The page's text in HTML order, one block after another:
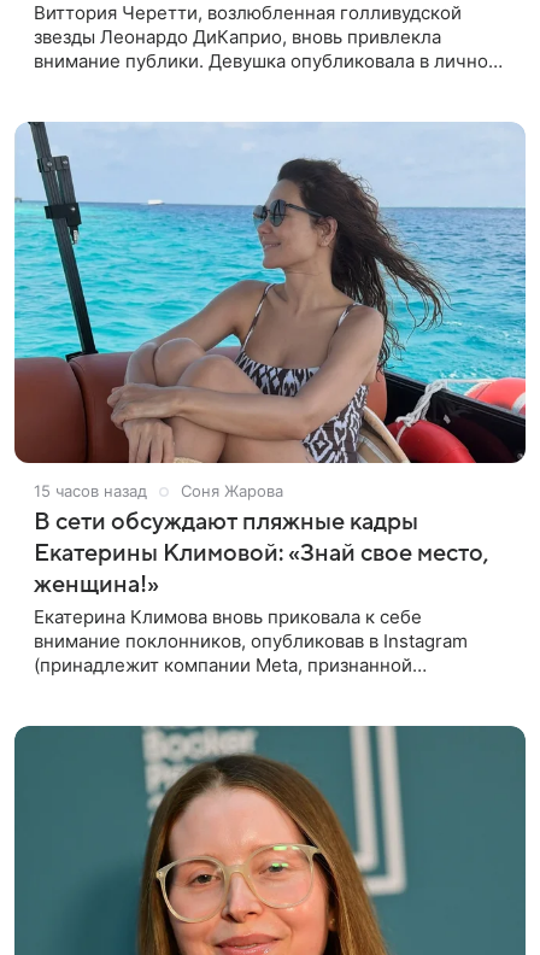
Виттория Черетти, возлюбленная голливудской
звезды Леонардо ДиКаприо, вновь привлекла
внимание публики. Девушка опубликовала в личном
15 часов назад Соня Жарова
В сети обсуждают пляжные кадры
Екатерины Климовой: «Знай свое место,
женщина!»
Екатерина Климова вновь приковала к себе
внимание поклонников, опубликовав в Instagram
(принадлежит компании Meta, признанной